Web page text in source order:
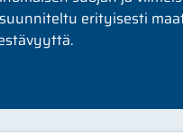
erityisesti